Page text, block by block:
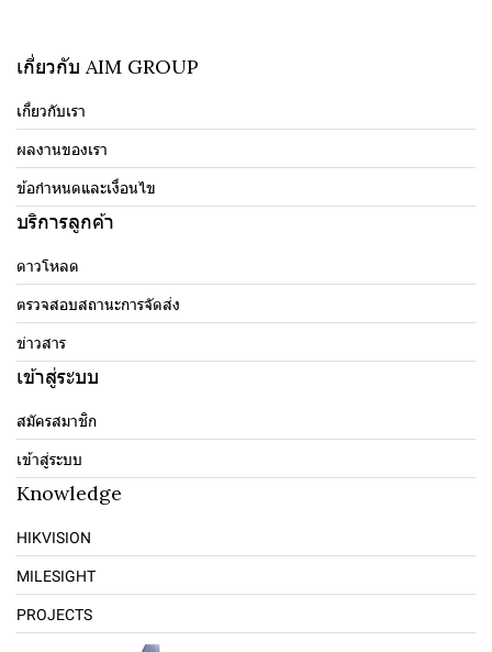
เกี่ยวกับ AIM GROUP
เกี่ยวกับเรา
ผลงานของเรา
ข้อกำหนดและเงื่อนไข
บริการลูกค้า
ดาวโหลด
ตรวจสอบสถานะการจัดส่ง
ข่าวสาร
เข้าสู่ระบบ
สมัครสมาชิก
เข้าสู่ระบบ
Knowledge
HIKVISION
MILESIGHT
PROJECTS